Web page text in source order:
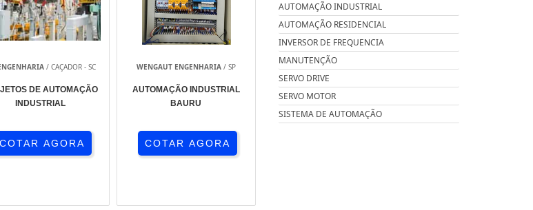
/ CAÇADOR - SC
DE AUTOMAÇÃO
INDUSTRIAL
COTAR AGORA
WENGAUT ENGENHARIA/ SP
AUTOMAÇÃO INDUSTRIAL
BAURU
COTAR AGORA
AUTOMAÇÃO INDUSTRIAL
AUTOMAÇÃO RESIDENCIAL
INVERSOR DE FREQUENCIA
MANUTENÇÃO
SERVO DRIVE
SERVO MOTOR
SISTEMA DE AUTOMAÇÃO